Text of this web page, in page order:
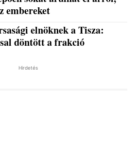
embereket
elnöknek a Tisza:
döntött a frakció
Hirdetés